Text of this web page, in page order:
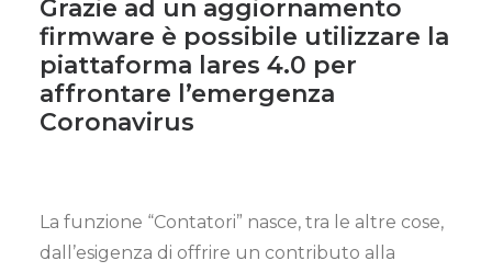
Grazie ad un aggiornamento
firmware è possibile utilizzare la
piattaforma lares 4.0 per
affrontare l’emergenza
Coronavirus
La funzione “Contatori” nasce, tra le altre cose,
dall’esigenza di offrire un contributo alla